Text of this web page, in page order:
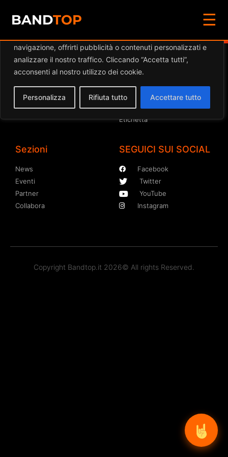
Diamo valore alla tua privacy
navigazione, offrirti pubblicità o contenuti personalizzati e
analizzare il nostro traffico. Cliccando “Accetta tutti”,
acconsenti al nostro utilizzo dei cookie.
Personalizza Rifiuta tutto Accettare tutto
BANDTOP ☰
Termini e Condizioni Iscriviti
Locale
Insegnante
Etichetta
Sezioni
News
Eventi
Partner
Collabora
SEGUICI SUI SOCIAL
Facebook
Twitter
YouTube
Instagram
Copyright Bandtop.it 2026© All rights Reserved.